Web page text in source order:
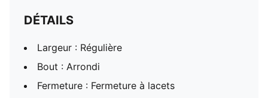
DÉTAILS
Largeur : Régulière
Bout : Arrondi
Fermeture : Fermeture à lacets